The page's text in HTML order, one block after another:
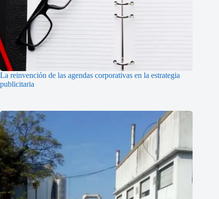
La reinvención de las agendas corporativas en la estrategia
publicitaria